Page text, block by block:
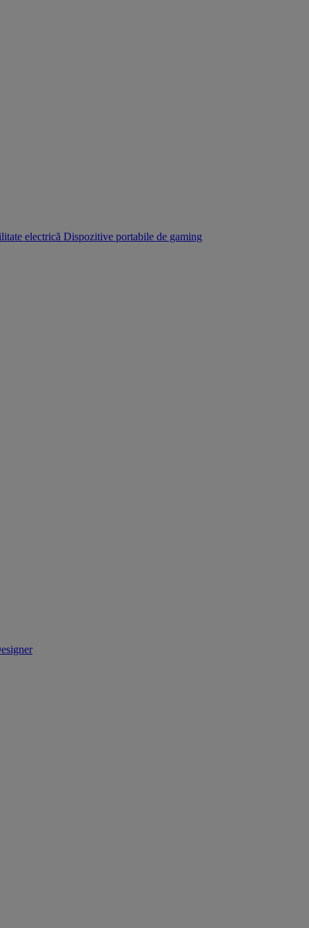
electrică Dispozitive portabile de gaming